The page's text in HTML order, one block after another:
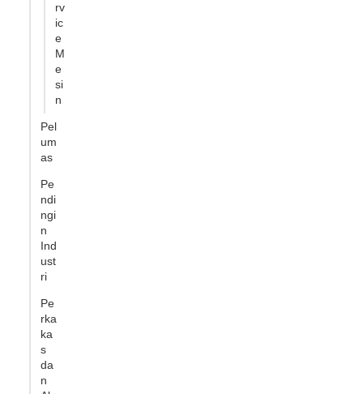
rv
ic
e
M
e
si
n
Pel
um
as
Pe
ndi
ngi
n
Ind
ust
ri
Pe
rka
ka
s
da
n